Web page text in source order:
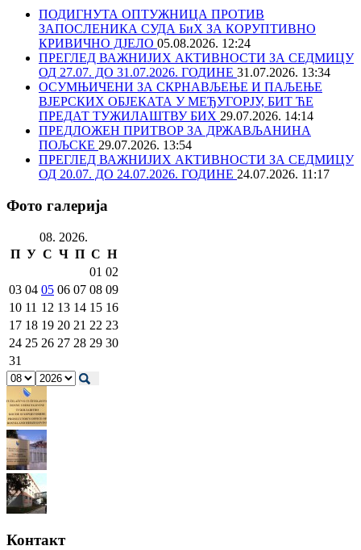
ПОДИГНУТА ОПТУЖНИЦА ПРОТИВ
ЗАПОСЛЕНИКА СУДА БиХ ЗА КОРУПТИВНО
КРИВИЧНО ДЈЕЛО 05.08.2026. 12:24
ПРЕГЛЕД ВАЖНИЈИХ АКТИВНОСТИ ЗА СЕДМИЦУ
ОД 27.07. ДО 31.07.2026. ГОДИНЕ 31.07.2026. 13:34
ОСУМЊИЧЕНИ ЗА СКРНАВЉЕЊЕ И ПАЉЕЊЕ
ВЈЕРСКИХ ОБЈЕКАТА У МЕЂУГОРЈУ, БИТ ЋЕ
ПРЕДАТ ТУЖИЛАШТВУ БИХ 29.07.2026. 14:14
ПРЕДЛОЖЕН ПРИТВОР ЗА ДРЖАВЉАНИНА
ПОЉСКЕ 29.07.2026. 13:54
ПРЕГЛЕД ВАЖНИЈИХ АКТИВНОСТИ ЗА СЕДМИЦУ
ОД 20.07. ДО 24.07.2026. ГОДИНЕ 24.07.2026. 11:17
Фото галерија
08. 2026.
П У С Ч П С Н
01 02
03 04 05 06 07 08 09
10 11 12 13 14 15 16
17 18 19 20 21 22 23
24 25 26 27 28 29 30
31
Контакт